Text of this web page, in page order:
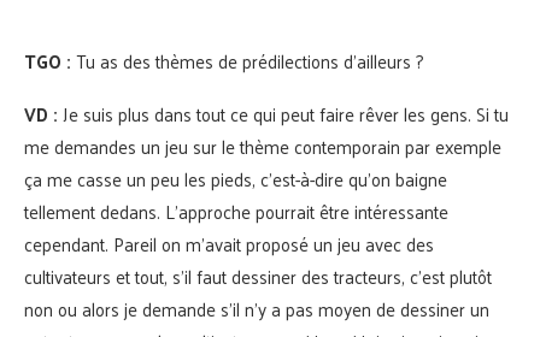
TGO :Tu as des thèmes de prédilections d’ailleurs ?
VD :Je suis plus dans tout ce qui peut faire rêver les gens. Si tu
me demandes un jeu sur le thème contemporain par exemple
ça me casse un peu les pieds, c’est-à-dire qu’on baigne
tellement dedans. L’approche pourrait être intéressante
cependant. Pareil on m’avait proposé un jeu avec des
cultivateurs et tout, s’il faut dessiner des tracteurs, c’est plutôt
non ou alors je demande s’il n’y a pas moyen de dessiner un